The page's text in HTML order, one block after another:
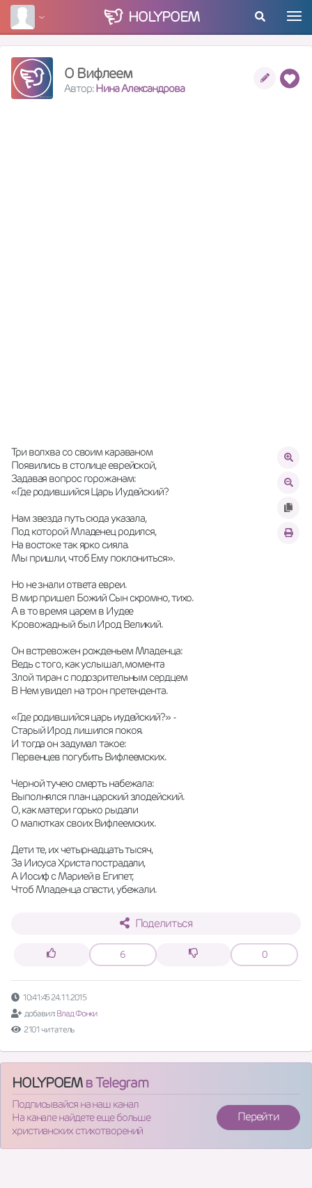
HOLYPOEM
О Вифлеем
Автор:Нина Александрова
Три волхва со своим караваном
Появились в столице еврейской,
Задавая вопрос горожанам:
«Где родившийся Царь Иудейский?
Нам звезда путь сюда указала,
Под которой Младенец родился,
На востоке так ярко сияла.
Мы пришли, чтоб Ему поклониться».
Но не знали ответа евреи.
В мир пришел Божий Сын скромно, тихо.
А в то время царем в Иудее
Кровожадный был Ирод Великий.
Он встревожен рожденьем Младенца:
Ведь с того, как услышал, момента
Злой тиран с подозрительным сердцем
В Нем увидел на трон претендента.
«Где родившийся царь иудейский?» -
Старый Ирод лишился покоя.
И тогда он задумал такое:
Первенцев погубить Вифлеемских.
Черной тучею смерть набежала:
Выполнялся план царский злодейский.
О, как матери горько рыдали
О малютках своих Вифлеемских.
Дети те, их четырнадцать тысяч,
За Иисуса Христа пострадали,
А Иосиф с Марией в Египет,
Чтоб Младенца спасти, убежали.
Поделиться
6 0
10:41:45 24.11.2015
добавил: Влад Фонки
2101 читатель
HOLYPOEMв Telegram
Подписывайся на наш канал
На канале найдете еще больше
христианских стихотворений
Перейти